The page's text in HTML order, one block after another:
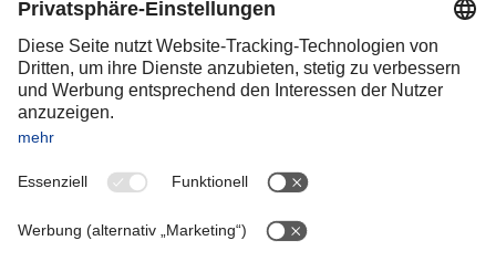
Romania
Slovakia
Spain
Sweden
Switzerland
OCEANIA